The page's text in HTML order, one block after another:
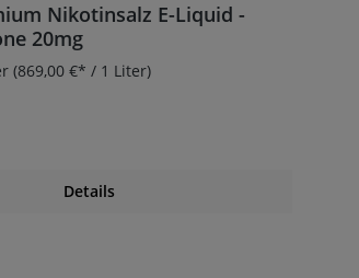
Nikotinsalz E-Liquid -
20mg
(869,00 €* / 1 Liter)
Details